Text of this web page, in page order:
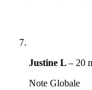
Justine L – 20
Note Globale